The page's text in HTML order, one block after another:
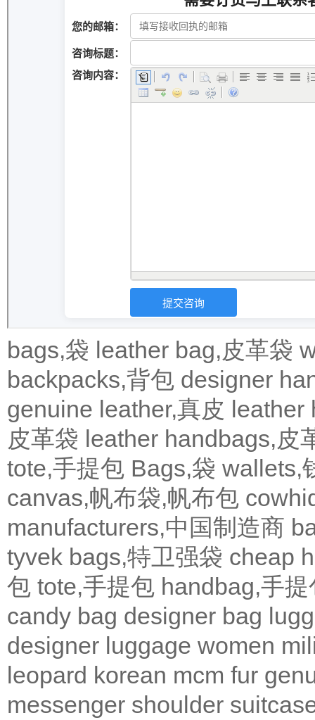
bags,袋 leather bag,皮革袋
backpacks,背包 designer
genuine leather,真皮 leather
皮革袋 leather handbags,皮
tote,手提包 Bags,袋 wallets,
canvas,帆布袋,帆布包
manufacturers,中国制造商
tyvek bags,特卫强袋 cheap
包 tote,手提包 handbag,手提
candy bag designer bag
designer luggage women
leopard korean mcm fur
messenger shoulder